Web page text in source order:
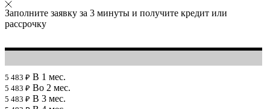
Заполните заявку за 3 минуты и получите кредит или
рассрочку
5 483 ₽ В 1 мес.
5 483 ₽ Во 2 мес.
5 483 ₽ В 3 мес.